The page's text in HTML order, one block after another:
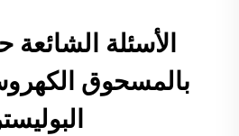
الأسئلة الشائعة
بالمسحوق